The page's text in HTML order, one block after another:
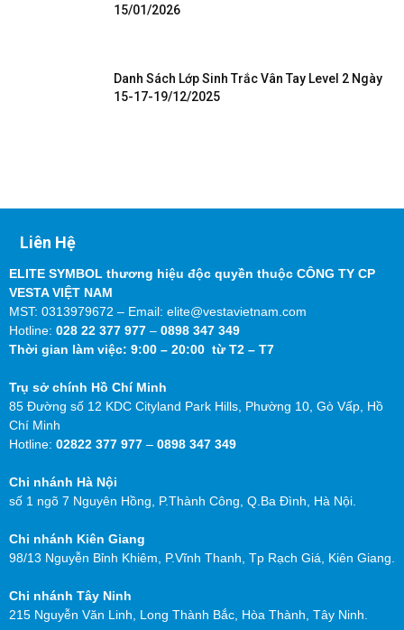
15/01/2026
Danh Sách Lớp Sinh Trắc Vân Tay Level 2 Ngày
15-17-19/12/2025
Liên Hệ
ELITE SYMBOL thương hiệu độc quyền thuộc CÔNG TY CP
VESTA VIỆT NAM
MST: 0313979672 – Email: elite@vestavietnam.com
Hotline: 028 22 377 977 – 0898 347 349
Thời gian làm việc: 9:00 – 20:00 từ T2 – T7
Trụ sở chính Hồ Chí Minh
85 Đường số 12 KDC Cityland Park Hills, Phường 10, Gò Vấp, Hồ
Chí Minh
Hotline: 02822 377 977 – 0898 347 349
Chi nhánh Hà Nội
số 1 ngõ 7 Nguyên Hồng, P.Thành Công, Q.Ba Đình, Hà Nội.
Chi nhánh Kiên Giang
98/13 Nguyễn Bỉnh Khiêm, P.Vĩnh Thanh, Tp Rạch Giá, Kiên Giang.
Chi nhánh Tây Ninh
215 Nguyễn Văn Linh, Long Thành Bắc, Hòa Thành, Tây Ninh.